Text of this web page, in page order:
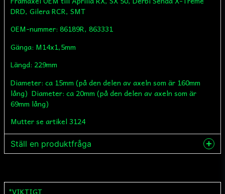
DRD, Gilera RCR, SMT
OEM-nummer: 86189R, 863331
Gänga: M14x1,5mm
Längd: 229mm
Diameter: ca 15mm (på den delen av axeln som är 160mm
lång) Diameter: ca 20mm (på den delen av axeln som är
69mm lång)
Mutter se artikel 3124
Ställ en produktfråga
*VIKTIGT